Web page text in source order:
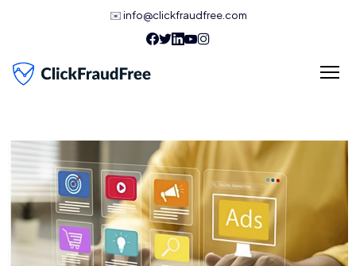
✉️info@clickfraudfree.com